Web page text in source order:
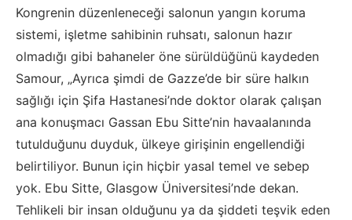
Kongrenin düzenleneceği salonun yangın koruma
sistemi, işletme sahibinin ruhsatı, salonun hazır
olmadığı gibi bahaneler öne sürüldüğünü kaydeden
Samour, „Ayrıca şimdi de Gazze’de bir süre halkın
sağlığı için Şifa Hastanesi’nde doktor olarak çalışan
ana konuşmacı Gassan Ebu Sitte’nin havaalanında
tutulduğunu duyduk, ülkeye girişinin engellendiği
belirtiliyor. Bunun için hiçbir yasal temel ve sebep
yok. Ebu Sitte, Glasgow Üniversitesi’nde dekan.
Tehlikeli bir insan olduğunu ya da şiddeti teşvik eden